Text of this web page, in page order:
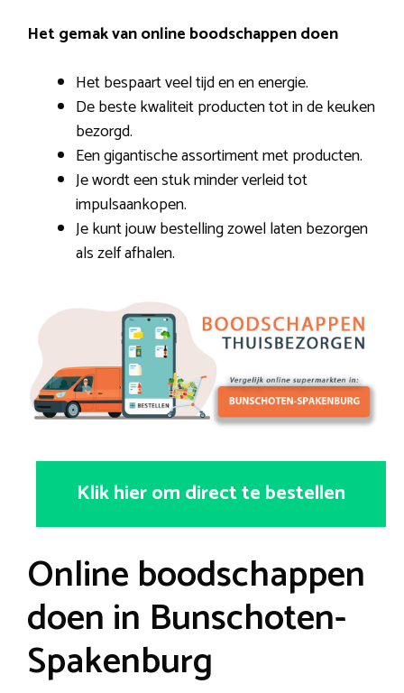
Het gemak van online boodschappen doen
Het bespaart veel tijd en en energie.
De beste kwaliteit producten tot in de keuken
bezorgd.
Een gigantische assortiment met producten.
Je wordt een stuk minder verleid tot
impulsaankopen.
Je kunt jouw bestelling zowel laten bezorgen
als zelf afhalen.
Klik hier om direct te bestellen
Online boodschappen
doen in Bunschoten-
Spakenburg